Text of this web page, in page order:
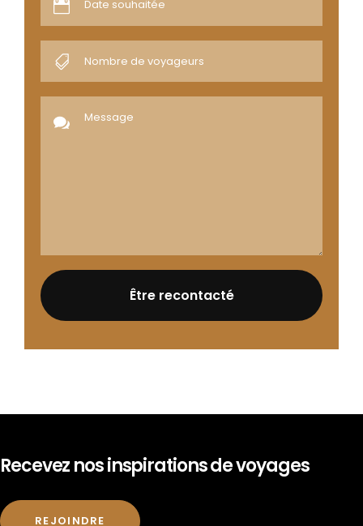
Recevez nos inspirations de voyages
REJOINDRE